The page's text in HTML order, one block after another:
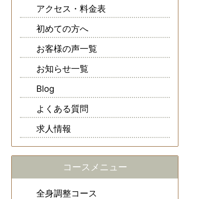
アクセス・料金表
初めての方へ
お客様の声一覧
お知らせ一覧
Blog
よくある質問
求人情報
コースメニュー
全身調整コース